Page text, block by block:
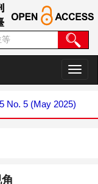
切
换
航
No. 5 (May 2025)